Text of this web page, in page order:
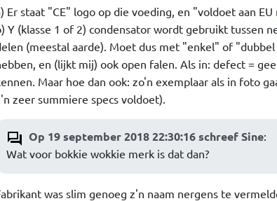
Er staat "CE" logo op die voeding, en "voldoet aan
Y (klasse 1 of 2) condensator wordt gebruikt tussen
(meestal aarde). Moet dus met "enkel" of
en (lijkt mij) ook open falen. Als in: defect =
Maar hoe dan ook: zo'n exemplaar als in foto
zeer summiere specs voldoet).
Op 19 september 2018 22:30:16 schreef Sine:
Wat voor bokkie wokkie merk is dat dan?
was slim genoeg z'n naam nergens te